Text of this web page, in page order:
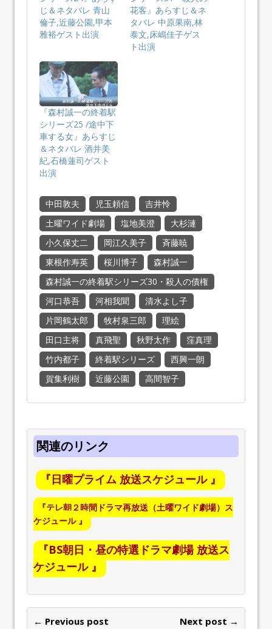
じ＆ネタバレ 青山
倫子,近藤公園,甲本
雅裕ゲスト出演
花客』あらすじ＆ネ
タバレ 中原果南,林
泰文,床嶋佳子ゲス
ト出演
『森村誠一の終着駅
シリーズ25 /途中下
車する女』あらすじ
＆ネタバレ 酒井美
紀,石橋蓮司ゲスト
出演
中田敦夫 児玉頼信
吉井怜
土曜ワイド劇場
塩地美澄
大杉漣
小久保丈二
岡江久美子
斉藤暁
東根作寿英
桜川博子
森村誠一
森村誠一の終着駅シリーズ30・殺人の債権
河口恭吾
河相我聞
清水よし子
片岡鶴太郎
牧村泉三郎
理絵
田口主将
真飛聖 秋野太作
窪真理
竹内都子
終着駅シリーズ
西興一朗
賀集利樹
近藤公園 高間智子
関連のリンク
『日曜プライム 放送スケジュール 』
『テレ朝２時間ドラマ再放送（土曜ワイド劇場）ス
ケジュール 』
『BS朝日・昼の特選ドラマ劇場 放送ス
ケジュール 』
← Previous post Next post →